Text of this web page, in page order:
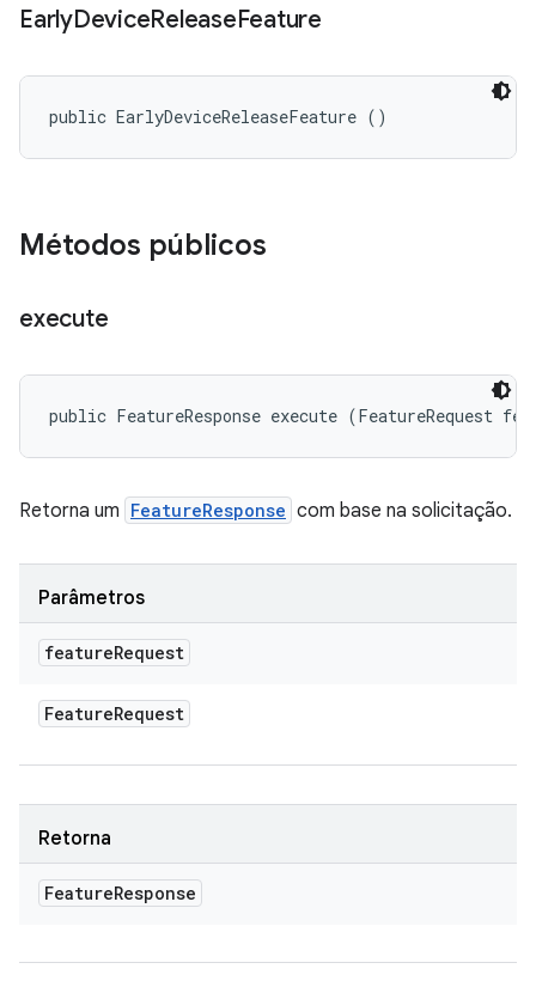
EarlyDeviceReleaseFeature
public EarlyDeviceReleaseFeature ()
Métodos públicos
execute
public FeatureResponse execute (FeatureRequest
Retorna um FeatureResponse com base na solicitação.
Parâmetros
featureRequest
FeatureRequest
Retorna
FeatureResponse